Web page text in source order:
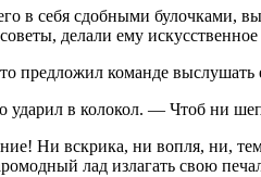
в себя сдобными булочками,
делали ему
предложил команде выслушать
в колокол. — Чтоб ни
Ни вскрика, ни вопля, ни,
лад излагать свою